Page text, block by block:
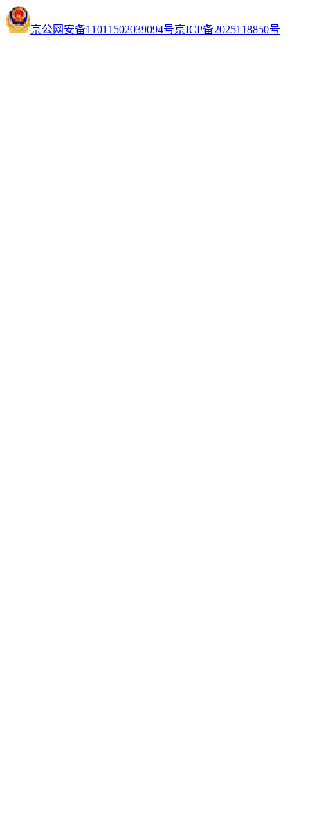
京公网安备11011502039094号京ICP备2025118850号